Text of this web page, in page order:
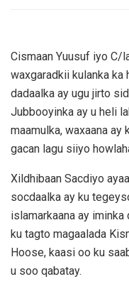
Cismaan Yuusuf iyo C/
waxgaradkii kulanka ka
dadaalka ay ugu jirto
Jubbooyinka ay u heli
maamulka, waxaana ay
gacan lagu siiyo
Xildhibaan Sacdiyo
socdaalka ay ku
islamarkaana ay
ku tagto magaalada
Hoose, kaasi oo ku
u soo qabatay.